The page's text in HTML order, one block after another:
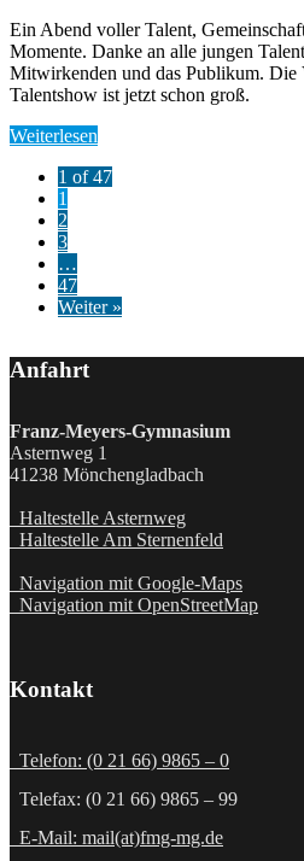
Ein Abend voller Talent,
Momente. Danke an alle jungen
Mitwirkenden und das Publikum. Die
Talentshow ist jetzt schon groß.
Weiterlesen
1 of 47
1
2
3
…
47
Weiter »
Anfahrt
Franz-Meyers-Gymnasium
Asternweg 1
41238 Mönchengladbach
Haltestelle Asternweg
Haltestelle Am Sternenfeld
Navigation mit Google-Maps
Navigation mit OpenStreetMap
Kontakt
Telefon: (0 21 66) 9865 – 0
Telefax: (0 21 66) 9865 – 99
E-Mail: mail(at)fmg-mg.de